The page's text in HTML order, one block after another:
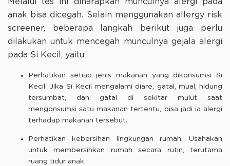
anak bisa dicegah. Selain menggunakan allergy risk
screener, beberapa langkah berikut juga perlu
dilakukan untuk mencegah munculnya gejala alergi
pada Si Kecil, yaitu:
Perhatikan setiap jenis makanan yang dikonsumsi Si
Kecil. Jika Si Kecil mengalami diare, gatal, mual, hidung
tersumbat, dan gatal di sekitar mulut saat
mengonsumsi satu makanan tertentu, bisa jadi ia alergi
terhadap makanan tersebut.
Perhatikan kebersihan lingkungan rumah. Usahakan
untuk membersihkan rumah secara rutin, terutama
ruang tidur anak.